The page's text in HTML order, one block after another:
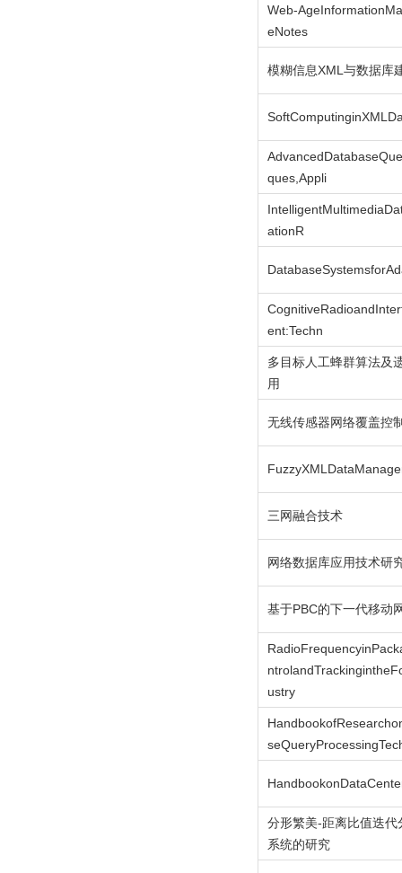
Web-
eNotes
模糊信息XML与数据库
ques,Appli
ationR
ent:Techn
多目标人工蜂群算法及
用
无线传感器网络覆盖控
三网融合技术
网络数据库应用技术研
基于PBC的下一代移动
ustry
分形繁美-距离比值迭代
系统的研究